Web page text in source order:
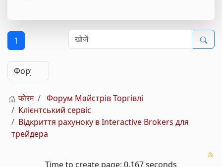
1
फोरम
Форум Майстрів Торгівлі
Клієнтський сервіс
Відкриття рахуноку в Interactive Brokers для
трейдера
Time to create page: 0.167 seconds